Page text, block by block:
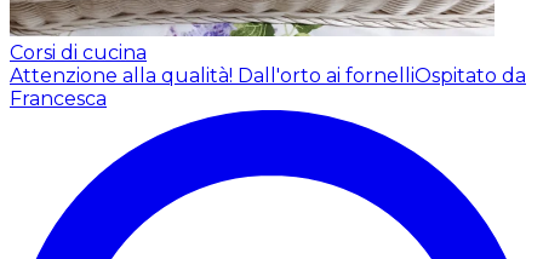
Corsi di cucina
Attenzione alla qualità! Dall'orto ai fornelliOspitato da
Francesca